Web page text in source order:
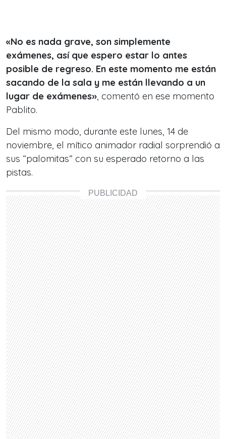
«No es nada grave, son simplemente
exámenes, así que espero estar lo antes
posible de regreso. En este momento me están
sacando de la sala y me están llevando a un
lugar de exámenes», comentó en ese momento
Pablito.
Del mismo modo, durante este lunes, 14 de
noviembre, el mítico animador radial sorprendió a
sus “palomitas” con su esperado retorno a las
pistas.